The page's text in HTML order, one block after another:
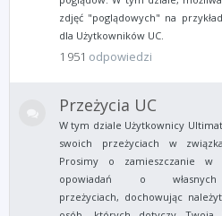
zdjęć "poglądowych" na
dla Użytkowników UC.
1 951 odpowiedzi
Przeżycia UC
W tym dziale Użytkownicy
swoich przeżyciach w
Prosimy o zamieszczanie w
opowiadań o
przeżyciach, dochowując